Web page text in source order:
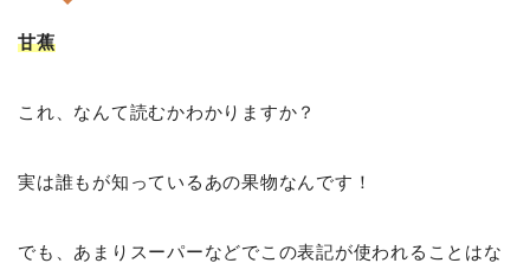
甘蕉
これ、なんて読むかわかりますか？
実は誰もが知っているあの果物なんです！
でも、あまりスーパーなどでこの表記が使われることはな